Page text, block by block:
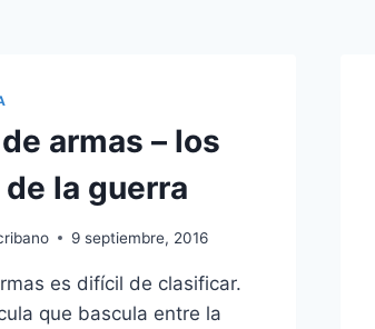
armas – los
la guerra
9 septiembre, 2016
es difícil de clasificar.
que bascula entre la